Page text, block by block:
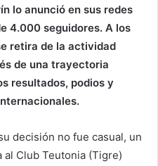
lo anunció en sus redes
4.000 seguidores. A los
retira de la actividad
de una trayectoria
resultados, podios y
decisión no fue casual, un
al Club Teutonia (Tigre)